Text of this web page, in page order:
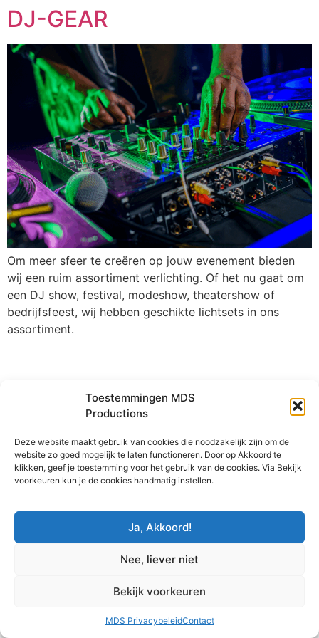
Toestemmingen MDS
Productions
Deze website maakt gebruik van cookies die noodzakelijk zijn om de
website zo goed mogelijk te laten functioneren. Door op Akkoord te
klikken, geef je toestemming voor het gebruik van de cookies. Via Bekijk
voorkeuren kun je de cookies handmatig instellen.
Ja, Akkoord!
Nee, liever niet
Bekijk voorkeuren
MDS PrivacybeleidContact
Ga
naar
de
inhoud
DJ-GEAR
Om meer sfeer te creëren op jouw evenement bieden
wij een ruim assortiment verlichting. Of het nu gaat om
een DJ show, festival, modeshow, theatershow of
bedrijfsfeest, wij hebben geschikte lichtsets in ons
assortiment.